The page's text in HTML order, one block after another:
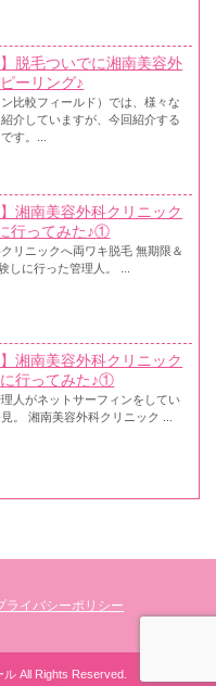
】脱毛ついでに湘南美容外
ーリング♪
比較フィールド）では、様々な
介していますが、今回紹介する
す。...
湘南美容外科クリニック
行ってみた♪①
リニックへ両ワキ脱毛 無期限＆
しに行った管理人。 ...
湘南美容外科クリニック
行ってみた♪①
人がネットサーフィンをしてい
。 湘南美容外科クリニック ...
ライバシーポリシー
ル All Rights Reserved.